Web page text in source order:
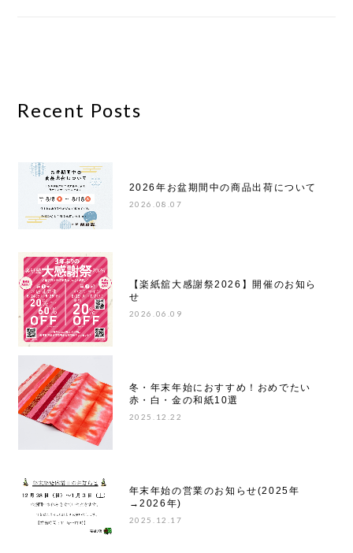
Recent Posts
2026年お盆期間中の商品出荷について
2026.08.07
【楽紙舘大感謝祭2026】開催のお知ら
せ
2026.06.09
冬・年末年始におすすめ！おめでたい
赤・白・金の和紙10選
2025.12.22
年末年始の営業のお知らせ(2025年
→2026年)
2025.12.17